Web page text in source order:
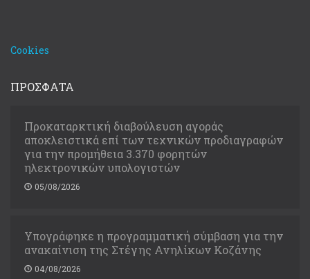
Cookies
ΠΡΟΣΦΑΤΑ
Προκαταρκτική διαβούλευση αγοράς
αποκλειστικά επί των τεχνικών προδιαγραφών
για την προμήθεια 3.370 φορητών
ηλεκτρονικών υπολογιστών
05/08/2026
Υπογράφηκε η προγραμματική σύμβαση για την
ανακαίνιση της Στέγης Ανηλίκων Κοζάνης
04/08/2026